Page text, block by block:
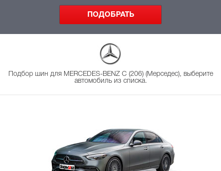
Подбор шин для MERCEDES-BENZ C (206) (Мерседес), выберите
автомобиль из списка.